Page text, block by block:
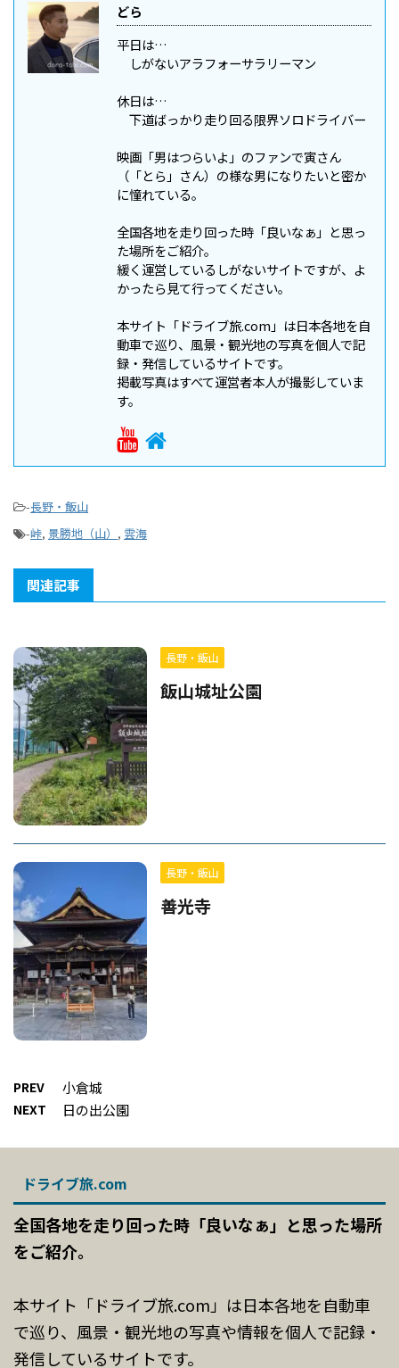
どら
平日は…
しがないアラフォーサラリーマン
休日は…
下道ばっかり走り回る限界ソロドライバー
映画「男はつらいよ」のファンで寅さん
（「とら」さん）の様な男になりたいと密か
に憧れている。
全国各地を走り回った時「良いなぁ」と思っ
た場所をご紹介。
緩く運営しているしがないサイトですが、よ
かったら見て行ってください。
本サイト「ドライブ旅.com」は日本各地を自
動車で巡り、風景・観光地の写真を個人で記
録・発信しているサイトです。
掲載写真はすべて運営者本人が撮影していま
す。
-長野・飯山
-峠, 景勝地（山） , 雲海
関連記事
長野・飯山
飯山城址公園
長野・飯山
善光寺
PREV 小倉城
NEXT 日の出公園
ドライブ旅.com
全国各地を走り回った時「良いなぁ」と思った場所
をご紹介。
本サイト「ドライブ旅.com」は日本各地を自動車
で巡り、風景・観光地の写真や情報を個人で記録・
発信しているサイトです。